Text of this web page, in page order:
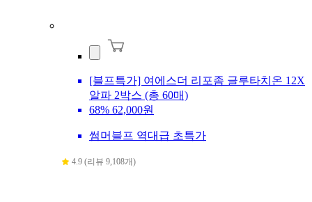
[블프특가] 여에스더 리포좀 글루타치온 12X
알파 2박스 (총 60매)
68% 62,000원
썸머블프 역대급 초특가
4.9 (리뷰 9,108개)